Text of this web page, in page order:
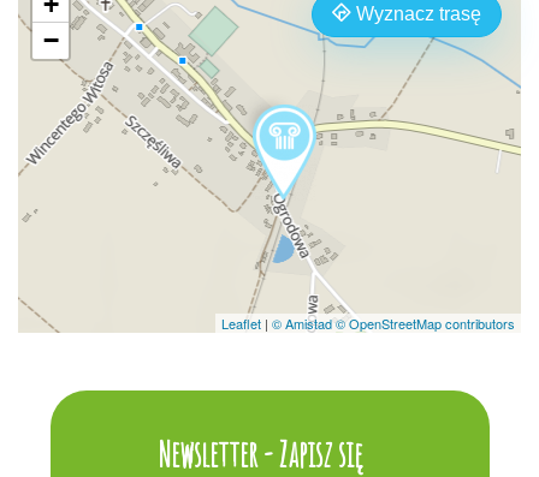
Wyznacz trasę
−
Leaflet | © Amistad© OpenStreetMap contributors
Newsletter - Zapisz się